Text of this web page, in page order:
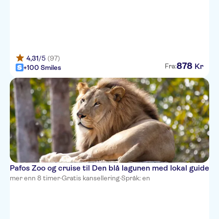
Aquamare Beach Hotel & Spa
Louis Paphos Breeze
Avanti
Sofianna
Olympic lagoon resort Paphos
Thalassa Boutique Hotel & Spa
Crystallo Hotel Apts
4,31/5 (97)
+100 Smiles
Fra:878 Kr
Pafos Zoo og cruise til Den blå lagunen med lokal guide
mer enn 8 timer·Gratis kansellering·Språk: en